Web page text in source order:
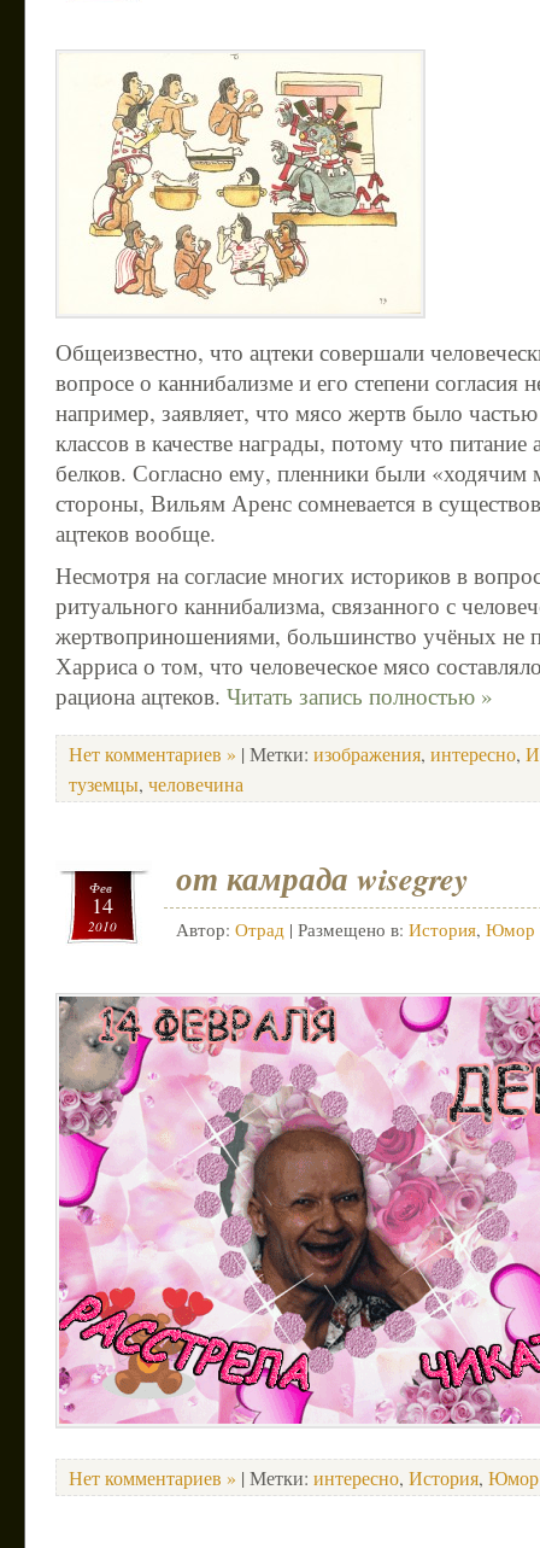
Общеизвестно, что ацтеки совершали
вопросе о каннибализме и его степени
например, заявляет, что мясо жертв было
классов в качестве награды, потому что
белков. Согласно ему, пленники были
стороны, Вильям Аренс сомневается в
ацтеков вообще.
Несмотря на согласие многих историков в
ритуального каннибализма, связанного с
жертвоприношениями, большинство учёных не
Харриса о том, что человеческое мясо
рациона ацтеков. Читать запись полностью »
Нет комментариев » | Метки: изображения, интересно,
туземцы, человечина
Фев
14
2010
от камрада wisegrey
Автор: Отрад | Размещено в: История, Юмор
Нет комментариев » | Метки: интересно, История, Юмор